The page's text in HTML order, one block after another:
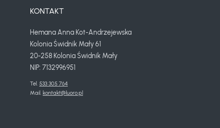
KONTAKT
Hemana Anna Kot-Andrzejewska
Kolonia Świdnik Mały 61
20-258 Kolonia Świdnik Mały
NIP: 7132996951
Tel. 533 305 764
Mail. kontakt@luoro.pl